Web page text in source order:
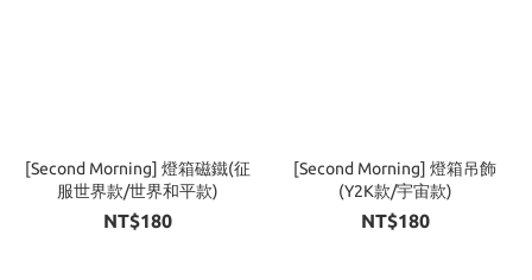
[Second Morning] 燈箱磁鐵(征
服世界款/世界和平款)
NT$180
[Second Morning] 燈箱吊飾
(Y2K款/宇宙款)
NT$180